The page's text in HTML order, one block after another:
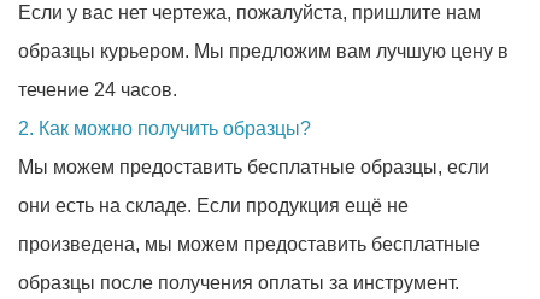
Если у вас нет чертежа, пожалуйста, пришлите нам
образцы курьером. Мы предложим вам лучшую цену в
течение 24 часов.
2. Как можно получить образцы?
Мы можем предоставить бесплатные образцы, если
они есть на складе. Если продукция ещё не
произведена, мы можем предоставить бесплатные
образцы после получения оплаты за инструмент.